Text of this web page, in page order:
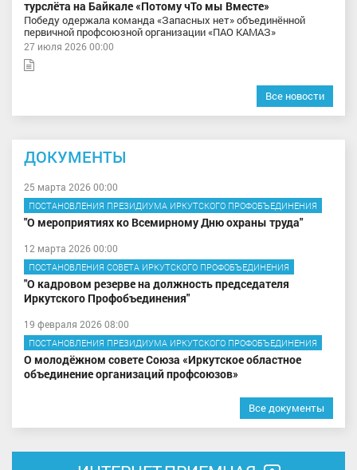
турслёта на Байкале «Потому чТо мы Вместе»
Победу одержала команда «Запасных нет» объединённой
первичной профсоюзной организации «ПАО КАМАЗ»
27 июля 2026 00:00
Все новости
ДОКУМЕНТЫ
25 марта 2026 00:00
ПОСТАНОВЛЕНИЯ ПРЕЗИДИУМА ИРКУТСКОГО ПРОФОБЪЕДИНЕНИЯ
"О мероприятиях ко Всемирному Дню охраны труда"
12 марта 2026 00:00
ПОСТАНОВЛЕНИЯ СОВЕТА ИРКУТСКОГО ПРОФОБЪЕДИНЕНИЯ
"О кадровом резерве на должность председателя
Иркутского Профобъединения"
19 февраля 2026 08:00
ПОСТАНОВЛЕНИЯ ПРЕЗИДИУМА ИРКУТСКОГО ПРОФОБЪЕДИНЕНИЯ
О молодёжном совете Союза «Иркутское областное
объединение организаций профсоюзов»
Все документы